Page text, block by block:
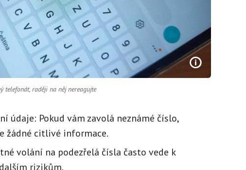
telefonát, raději na něj nereagujte
údaje: Pokud vám zavolá neznámé číslo,
žádné citlivé informace.
volání na podezřelá čísla často vede k
rizikům.